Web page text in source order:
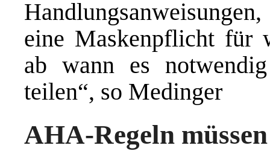
eine Maskenpflicht für
ab wann es
teilen“, so Medinger
AHA-Regeln